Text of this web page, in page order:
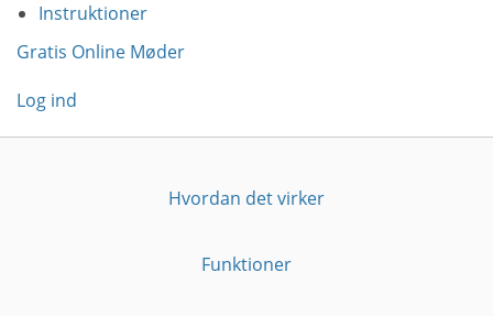
Instruktioner
Gratis Online Møder
Log ind
Hvordan det virker
Funktioner